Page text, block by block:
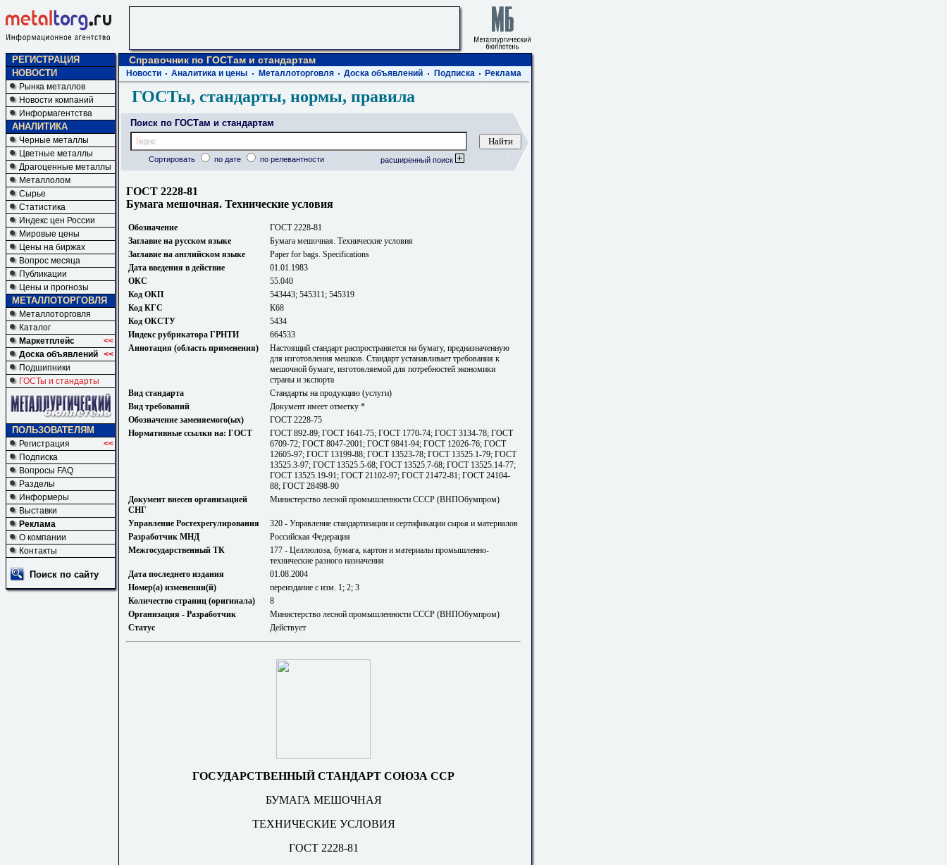
РЕГИСТРАЦИЯ
НОВОСТИ
Рынка металлов
Новости компаний
Информагентства
АНАЛИТИКА
Черные металлы
Цветные металлы
Драгоценные металлы
Металлолом
Сырье
Статистика
Индекс цен России
Мировые цены
Цены на биржах
Вопрос месяца
Публикации
Цены и прогнозы
МЕТАЛЛОТОРГОВЛЯ
Металлоторговля
Каталог
Маркетплейс
<<
Доска объявлений <<
Подшипники
ГОСТы и стандарты
ПОЛЬЗОВАТЕЛЯМ
Регистрация
<<
Подписка
Вопросы FAQ
Разделы
Информеры
Выставки
Реклама
О компании
Контакты
Поиск по сайту
Справочник по ГОСТам и стандартам
Новости Аналитика и цены Металлоторговля Доска объявлений Подписка Реклама
ГОСТы, стандарты, нормы, правила
Поиск по ГОСТам и стандартам
Сортировать по дате по релевантности расширенный поиск
ГОСТ 2228-81
Бумага мешочная. Технические условия
Обозначение
ГОСТ 2228-81
Заглавие на русском языке
Бумага мешочная. Технические условия
Заглавие на английском языке
Paper for bags. Specifications
Дата введения в действие
01.01.1983
ОКС
55.040
Код ОКП
543443; 545311; 545319
Код КГС
К68
Код ОКСТУ
5434
Индекс рубрикатора ГРНТИ
664533
Аннотация (область применения)
Настоящий стандарт распространяется на бумагу, предназначенную
для изготовления мешков. Стандарт устанавливает требования к
мешочной бумаге, изготовляемой для потребностей экономики
страны и экспорта
Вид стандарта
Стандарты на продукцию (услуги)
Вид требований
Документ имеет отметку *
Обозначение заменяемого(ых)
ГОСТ 2228-75
Нормативные ссылки на: ГОСТ
ГОСТ 892-89; ГОСТ 1641-75; ГОСТ 1770-74; ГОСТ 3134-78; ГОСТ
6709-72; ГОСТ 8047-2001; ГОСТ 9841-94; ГОСТ 12026-76; ГОСТ
12605-97; ГОСТ 13199-88; ГОСТ 13523-78; ГОСТ 13525.1-79; ГОСТ
13525.3-97; ГОСТ 13525.5-68; ГОСТ 13525.7-68; ГОСТ 13525.14-77;
ГОСТ 13525.19-91; ГОСТ 21102-97; ГОСТ 21472-81; ГОСТ 24104-
88; ГОСТ 28498-90
Документ внесен организацией
СНГ
Министерство лесной промышленности СССР (ВНПОбумпром)
Управление Ростехрегулирования
320 - Управление стандартизации и сертификации сырья и материалов
Разработчик МНД
Российская Федерация
Межгосударственный ТК
177 - Целлюлоза, бумага, картон и материалы промышленно-
технические разного назначения
Дата последнего издания
01.08.2004
Номер(а) изменении(й)
переиздание с изм. 1; 2; 3
Количество страниц (оригинала)
8
Организация - Разработчик
Министерство лесной промышленности СССР (ВНПОбумпром)
Статус
Действует
ГОСУДАРСТВЕННЫЙ СТАНДАРТ СОЮЗА ССР
БУМАГА МЕШОЧНАЯ
ТЕХНИЧЕСКИЕ УСЛОВИЯ
ГОСТ 2228-81